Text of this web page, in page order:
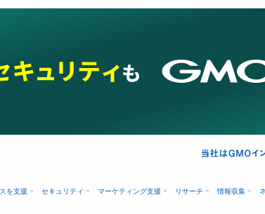
を支援 セキュリティ マーケティング支援 リサーチ 情報収集